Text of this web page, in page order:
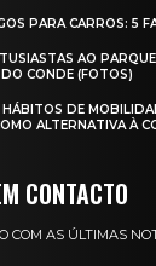
PARA CARROS: 5
AO
DO CONDE (FOTOS)
DE
ALTERNATIVA À
CONTACTO
COM AS ÚLTIMAS